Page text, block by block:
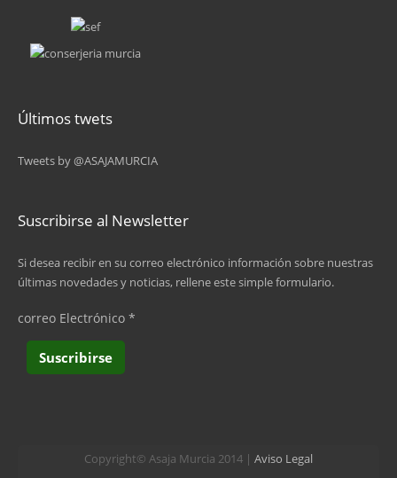
Últimos twets
Tweets by @ASAJAMURCIA
Suscribirse al Newsletter
Si desea recibir en su correo electrónico información sobre nuestras
últimas novedades y noticias, rellene este simple formulario.
correo Electrónico *
Copyright© Asaja Murcia 2014 | Aviso Legal